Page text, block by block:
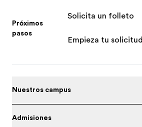
Próximos
pasos
Solicita un folleto
Empieza tu solicitud
Nuestros campus
Admisiones